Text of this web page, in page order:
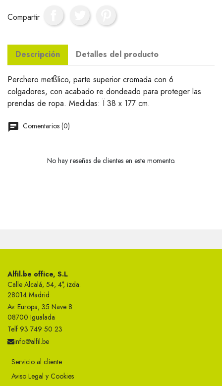
Compartir
Descripción Detalles del producto
Perchero metßlico, parte superior cromada con 6
colgadores, con acabado re dondeado para proteger las
prendas de ropa. Medidas: Ï 38 x 177 cm.
Comentarios (0)
No hay reseñas de clientes en este momento.
Alfil.be office, S.L
Calle Alcalá, 54, 4°, izda.
28014 Madrid
Av. Europa, 35 Nave 8
08700 Igualada
Telf 93 749 50 23
info@alfil.be
Servicio al cliente
Aviso Legal y Cookies